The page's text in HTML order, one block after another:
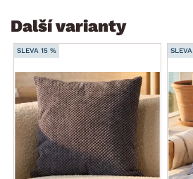
Další varianty
SLEVA 15 %